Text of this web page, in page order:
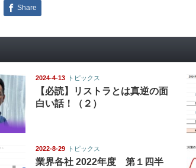
Share
2024-4-13 トピックス
【必読】リストラとは真逆の面
白い話！（２）
2022-8-29 トピックス
業界各社 2022年度 第１四半